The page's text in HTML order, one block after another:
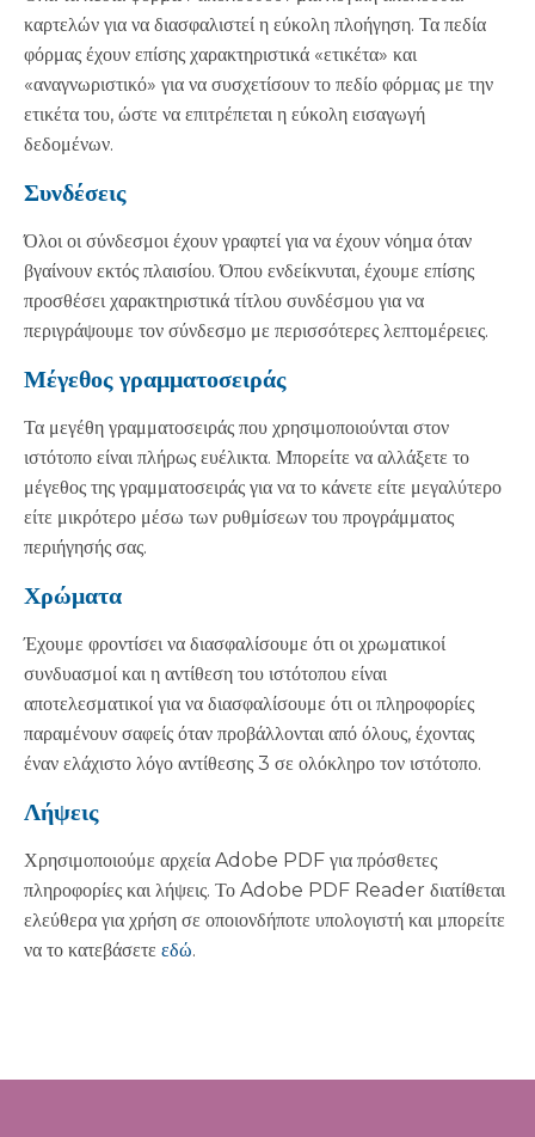
καρτελών για να διασφαλιστεί η εύκολη πλοήγηση. Τα πεδία
φόρμας έχουν επίσης χαρακτηριστικά «ετικέτα» και
«αναγνωριστικό» για να συσχετίσουν το πεδίο φόρμας με την
ετικέτα του, ώστε να επιτρέπεται η εύκολη εισαγωγή
δεδομένων.
Συνδέσεις
Όλοι οι σύνδεσμοι έχουν γραφτεί για να έχουν νόημα όταν
βγαίνουν εκτός πλαισίου. Όπου ενδείκνυται, έχουμε επίσης
προσθέσει χαρακτηριστικά τίτλου συνδέσμου για να
περιγράψουμε τον σύνδεσμο με περισσότερες λεπτομέρειες.
Μέγεθος γραμματοσειράς
Τα μεγέθη γραμματοσειράς που χρησιμοποιούνται στον
ιστότοπο είναι πλήρως ευέλικτα. Μπορείτε να αλλάξετε το
μέγεθος της γραμματοσειράς για να το κάνετε είτε μεγαλύτερο
είτε μικρότερο μέσω των ρυθμίσεων του προγράμματος
περιήγησής σας.
Χρώματα
Έχουμε φροντίσει να διασφαλίσουμε ότι οι χρωματικοί
συνδυασμοί και η αντίθεση του ιστότοπου είναι
αποτελεσματικοί για να διασφαλίσουμε ότι οι πληροφορίες
παραμένουν σαφείς όταν προβάλλονται από όλους, έχοντας
έναν ελάχιστο λόγο αντίθεσης 3 σε ολόκληρο τον ιστότοπο.
Λήψεις
Χρησιμοποιούμε αρχεία Adobe PDF για πρόσθετες
πληροφορίες και λήψεις. Το Adobe PDF Reader διατίθεται
ελεύθερα για χρήση σε οποιονδήποτε υπολογιστή και μπορείτε
να το κατεβάσετε εδώ.